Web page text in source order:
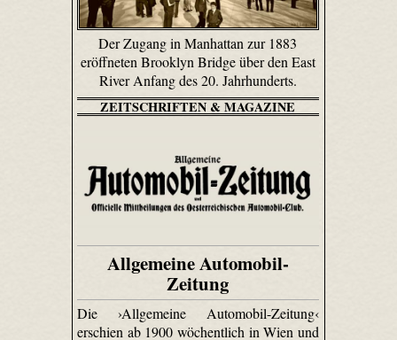
Der Zugang in Manhattan zur 1883
eröffneten Brooklyn Bridge über den East
River Anfang des 20. Jahrhunderts.
ZEITSCHRIFTEN & MAGAZINE
Allgemeine Automobil-
Zeitung
Die ›Allgemeine Automobil-Zeitung‹
erschien ab 1900 wöchentlich in Wien und